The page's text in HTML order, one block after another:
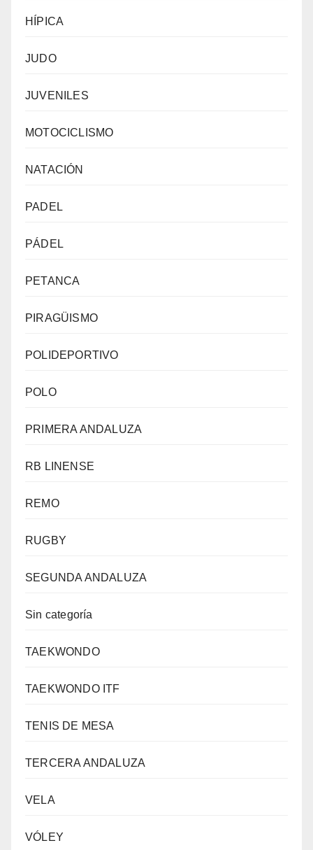
HÍPICA
JUDO
JUVENILES
MOTOCICLISMO
NATACIÓN
PADEL
PÁDEL
PETANCA
PIRAGÜISMO
POLIDEPORTIVO
POLO
PRIMERA ANDALUZA
RB LINENSE
REMO
RUGBY
SEGUNDA ANDALUZA
Sin categoría
TAEKWONDO
TAEKWONDO ITF
TENIS DE MESA
TERCERA ANDALUZA
VELA
VÓLEY